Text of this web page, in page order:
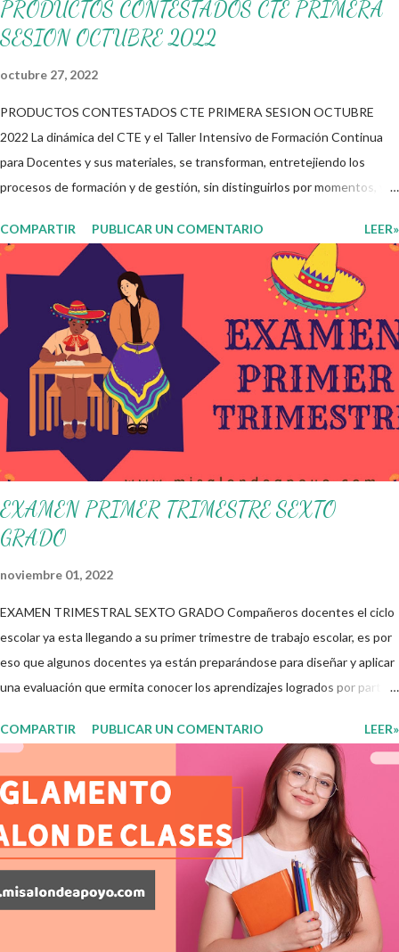
PRODUCTOS CONTESTADOS CTE PRIMERA
SESION OCTUBRE 2022
octubre 27, 2022
PRODUCTOS CONTESTADOS CTE PRIMERA SESION OCTUBRE
2022 La dinámica del CTE y el Taller Intensivo de Formación Continua
para Docentes y sus materiales, se transforman, entretejiendo los
procesos de formación y de gestión, sin distinguirlos por momentos, y
genérico y no está diferenciado por niveles educativos. Desde la
flexibilidad en la que se concibe el CTE y en correspondencia con la
Nueva Escuela Mexicana, se propone que el colectivo docente tome
decisiones sobre su organización, la gestión del tiempo acorde a las
necesidades de la escuela y las acciones que decidan emprender para
apropiarse y resignificar el Plan de Estudio dentro y fuera de este
espacio. En esta Primera Sesión Ordinaria se les invita a que
reflexionen y acuerden posibles acciones a realizar colaborativamente
en la escuela y con la comunidad, a fin de atender las problemáticas
identificadas. Compañeros docentes en est...
COMPARTIR PUBLICAR UN COMENTARIO LEER»
EXAMEN PRIMER TRIMESTRE SEXTO
GRADO
noviembre 01, 2022
EXAMEN TRIMESTRAL SEXTO GRADO Compañeros docentes el ciclo
escolar ya esta llegando a su primer trimestre de trabajo escolar, es por
eso que algunos docentes ya están preparándose para diseñar y aplicar
una evaluación que ermita conocer los aprendizajes logrados por parte
para evaluar las diferentes asignaturas que sus alumnos cursaron
durante este ciclo escolar, permitiendo obtener un mayor panorama de
los aprendizajes claves que sus nuevos aprendientes ya lograron
alcanzar y de aquellos que aun necesitan consolidar. Esto con la
finalidad de que elaboramos un plan de intervención adecuado para
atender las necesidades que nuestro grupo requiera de acuerdo a los
resultados del examen trimestral que apliquemos. Sin mas que decir les
damos las gracias para seguir apoyándonos en este nuevo blog
educativo y gracias por su preferencia. Recuerden que todo material
COMPARTIR PUBLICAR UN COMENTARIO LEER»